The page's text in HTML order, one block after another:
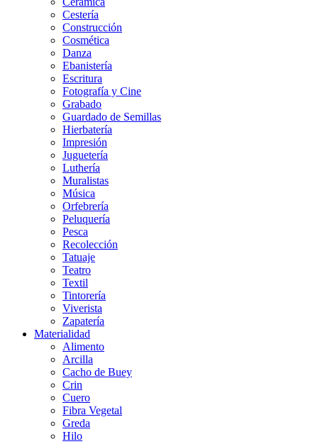
Cestería
Construcción
Cosmética
Danza
Ebanistería
Escritura
Fotografía y Cine
Grabado
Guardado de Semillas
Hierbatería
Impresión
Juguetería
Luthería
Muralistas
Música
Orfebrería
Peluquería
Pesca
Recolección
Tatuaje
Teatro
Textil
Tintorería
Viverista
Zapatería
Materialidad
Alimento
Arcilla
Cacho de Buey
Crin
Cuero
Fibra Vegetal
Greda
Hilo